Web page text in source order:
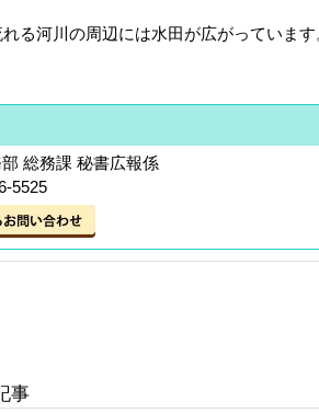
る河川の周辺には水田が広がっています
部 総務課 秘書広報係
5525
事